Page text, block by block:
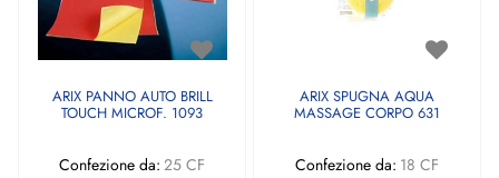
ARIX PANNO AUTO BRILL
TOUCH MICROF. 1093
Confezione da: 25 CF
ARIX SPUGNA AQUA
MASSAGE CORPO 631
Confezione da: 18 CF